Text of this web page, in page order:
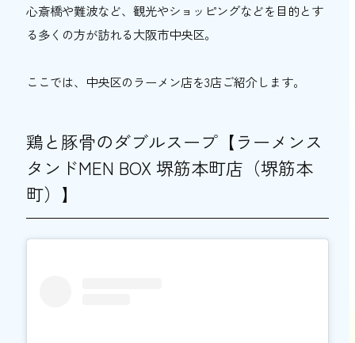
心斎橋や難波など、観光やショッピングなどを目的とす
る多くの方が訪れる大阪市中央区。
ここでは、中央区のラーメン店を3店ご紹介します。
鶏と豚骨のダブルスープ【ラーメンス
タンドMEN BOX 堺筋本町店（堺筋本
町）】